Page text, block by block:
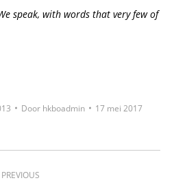
speak, with words that very few of
Door hkboadmin 17 mei 2017
PREVIOUS